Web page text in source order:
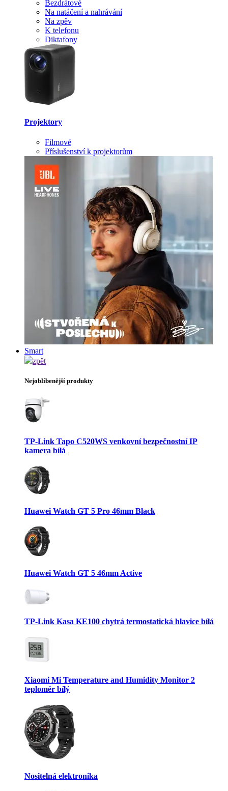
Bezdrátové
Na natáčení a nahrávání
Na zpěv
K telefonu
Diktafony
Projektory
Filmové
Příslušenství k projektorům
Smart
zpět
Nejoblíbenější produkty
TP-Link Tapo C520WS venkovní bezpečnostní IP
kamera bílá
Huawei Watch GT 5 Pro 46mm Black
Huawei Watch GT 5 46mm Active
TP-Link Kasa KE100 chytrá termostatická hlavice bílá
Xiaomi Mi Temperature and Humidity Monitor 2
teploměr bílý
Nositelná elektronika